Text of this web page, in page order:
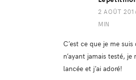
2 AOÛT
MIN
C’est ce que je me
n’ayant jamais testé, je
lancée et j’ai adoré!